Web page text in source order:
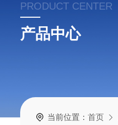
PRODUCT CENTER
产品中心
当前位置：首页